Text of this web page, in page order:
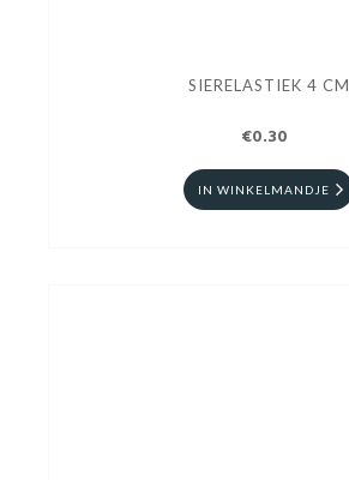
SIERELASTIEK 4 CM
€0.30
IN WINKELMANDJE